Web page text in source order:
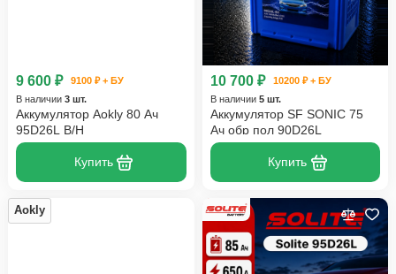
9 600 ₽
9100 ₽ + БУ
В наличии 3 шт.
Аккумулятор Aokly 80 Ач
95D26L B/H
Купить
10 700 ₽
10200 ₽ + БУ
В наличии 5 шт.
Аккумулятор SF SONIC 75
Ач обр пол 90D26L
Купить
Aokly